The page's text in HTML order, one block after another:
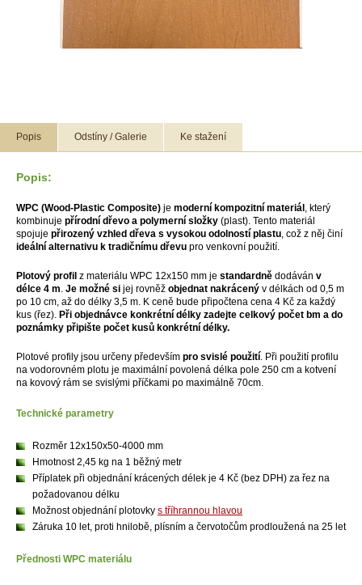
Popis Odstíny / Galerie Ke stažení
Popis:
WPC (Wood-Plastic Composite) je moderní kompozitní materiál , který
kombinuje přírodní dřevo a polymerní složky (plast). Tento materiál
spojuje přirozený vzhled dřeva s vysokou odolností plastu, což z něj činí
ideální alternativu k tradičnímu dřevu pro venkovní použití.
Plotový profil z materiálu WPC 12x150 mm je standardně dodáván v
délce 4 m. Je možné si jej rovněž objednat nakrácený v délkách od 0,5 m
po 10 cm, až do délky 3,5 m. K ceně bude připočtena cena 4 Kč za každý
kus (řez). Při objednávce konkrétní délky zadejte celkový počet bm a do
poznámky připište počet kusů konkrétní délky.
Plotové profily jsou určeny především pro svislé použití. Při použití profilu
na vodorovném plotu je maximální povolená délka pole 250 cm a kotvení
na kovový rám se svislými příčkami po maximálně 70cm.
Technické parametry
Rozměr 12x150x50-4000 mm
Hmotnost 2,45 kg na 1 běžný metr
Příplatek při objednání krácených délek je 4 Kč (bez DPH) za řez na
požadovanou délku
Možnost objednání plotovky s tříhrannou hlavou
Záruka 10 let, proti hnilobě, plísním a červotočům prodloužená na 25 let
Přednosti WPC materiálu